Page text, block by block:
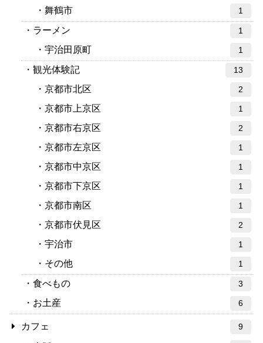
舞鶴市 1
ラーメン 1
宇治田原町 1
観光体験記 13
京都市北区 2
京都市上京区 1
京都市右京区 2
京都市左京区 1
京都市中京区 1
京都市下京区 1
京都市南区 1
京都市伏見区 2
宇治市 1
その他 1
食べもの 3
お土産 6
カフェ 9